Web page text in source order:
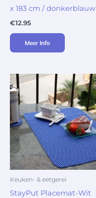
x 183 cm / donkerblauw
€12.95
Meer Info
Keuken- & eetgerei
StayPut Placemat-Wit